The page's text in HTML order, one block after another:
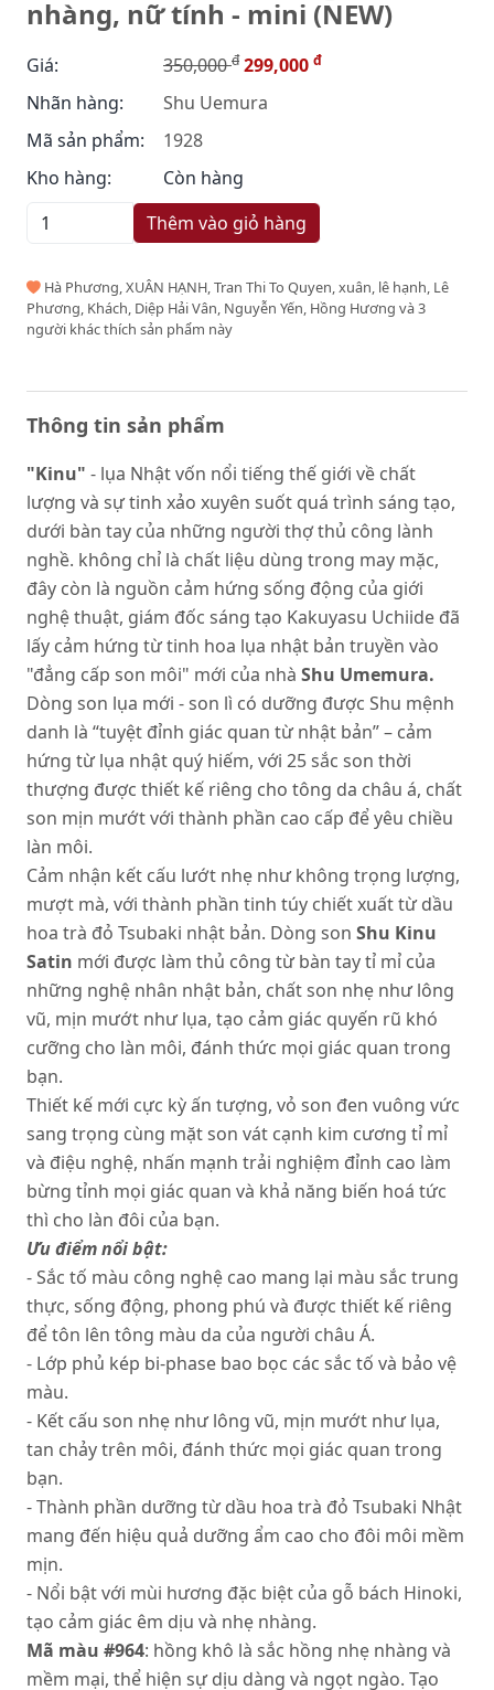
nhàng, nữ tính - mini (NEW)
Giá: 350,000đ 299,000 đ
Nhãn hàng:
Shu Uemura
Mã sản phẩm:
1928
Kho hàng:
Còn hàng
Thêm vào giỏ hàng
Hà Phương, XUÂN HẠNH, Tran Thi To Quyen, xuân, lê hạnh, Lê
Phương, Khách, Diệp Hải Vân, Nguyễn Yến, Hồng Hương và 3
người khác thích sản phẩm này
Thông tin sản phẩm
"Kinu" - lụa Nhật vốn nổi tiếng thế giới về chất
lượng và sự tinh xảo xuyên suốt quá trình sáng tạo,
dưới bàn tay của những người thợ thủ công lành
nghề. không chỉ là chất liệu dùng trong may mặc,
đây còn là nguồn cảm hứng sống động của giới
nghệ thuật, giám đốc sáng tạo Kakuyasu Uchiide đã
lấy cảm hứng từ tinh hoa lụa nhật bản truyền vào
"đẳng cấp son môi" mới của nhà Shu Umemura.
Dòng son lụa mới - son lì có dưỡng được Shu mệnh
danh là “tuyệt đỉnh giác quan từ nhật bản” – cảm
hứng từ lụa nhật quý hiếm, với 25 sắc son thời
thượng được thiết kế riêng cho tông da châu á, chất
son mịn mướt với thành phần cao cấp để yêu chiều
làn môi.
Cảm nhận kết cấu lướt nhẹ như không trọng lượng,
mượt mà, với thành phần tinh túy chiết xuất từ dầu
hoa trà đỏ Tsubaki nhật bản. Dòng son Shu Kinu
Satin mới được làm thủ công từ bàn tay tỉ mỉ của
những nghệ nhân nhật bản, chất son nhẹ như lông
vũ, mịn mướt như lụa, tạo cảm giác quyến rũ khó
cưỡng cho làn môi, đánh thức mọi giác quan trong
bạn.
Thiết kế mới cực kỳ ấn tượng, vỏ son đen vuông vức
sang trọng cùng mặt son vát cạnh kim cương tỉ mỉ
và điệu nghệ, nhấn mạnh trải nghiệm đỉnh cao làm
bừng tỉnh mọi giác quan và khả năng biến hoá tức
thì cho làn đôi của bạn.
Ưu điểm nổi bật:
- Sắc tố màu công nghệ cao mang lại màu sắc trung
thực, sống động, phong phú và được thiết kế riêng
để tôn lên tông màu da của người châu Á.
- Lớp phủ kép bi-phase bao bọc các sắc tố và bảo vệ
màu.
- Kết cấu son nhẹ như lông vũ, mịn mướt như lụa,
tan chảy trên môi, đánh thức mọi giác quan trong
bạn.
- Thành phần dưỡng từ dầu hoa trà đỏ Tsubaki Nhật
mang đến hiệu quả dưỡng ẩm cao cho đôi môi mềm
mịn.
- Nổi bật với mùi hương đặc biệt của gỗ bách Hinoki,
tạo cảm giác êm dịu và nhẹ nhàng.
Mã màu #964: hồng khô là sắc hồng nhẹ nhàng và
mềm mại, thể hiện sự dịu dàng và ngọt ngào. Tạo